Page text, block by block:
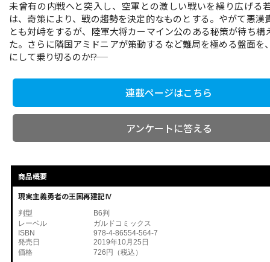
未曾有の内戦へと突入し、空軍との激しい戦いを繰り広げる
は、奇策により、戦の趨勢を決定的なものとする。やがて悪漢
とも対峙をするが、陸軍大将カーマイン公のある秘策が待ち構
た。さらに隣国アミドニアが策動するなど難局を極める盤面を
にして乗り切るのか――!?
連載ページはこちら
アンケートに答える
商品概要
現実主義勇者の王国再建記Ⅳ
判型
B6判
レーベル
ガルドコミックス
ISBN
978-4-86554-564-7
発売日
2019年10月25日
価格
726円（税込）